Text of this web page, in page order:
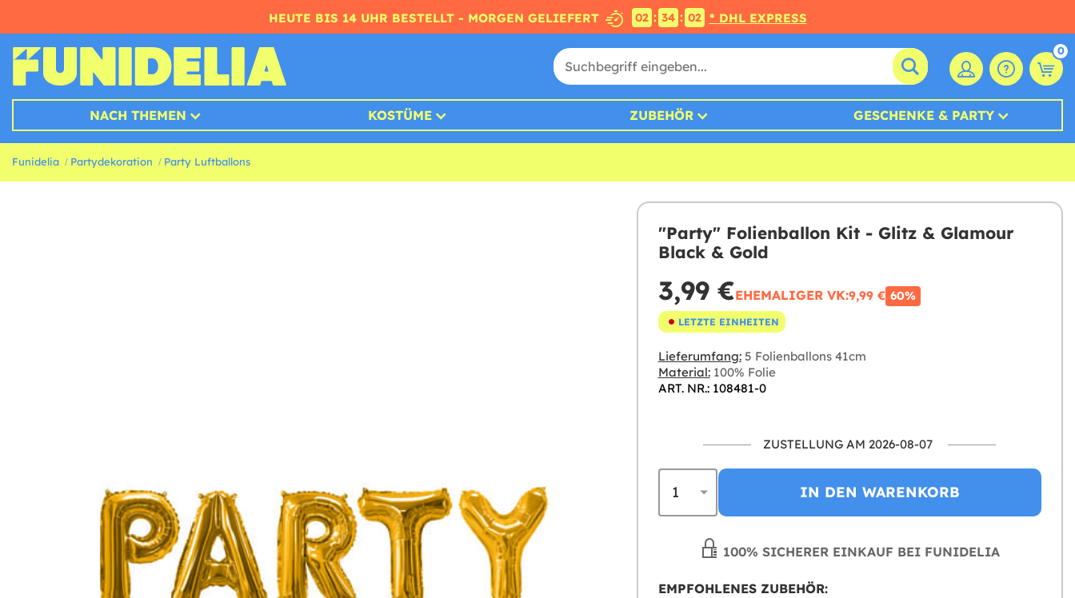
HEUTE BIS 14 UHR BESTELLT - MORGEN GELIEFERT 02 : 34 : 01 * DHL EXPRESS
0
NACH THEMEN KOSTÜME ZUBEHÖR GESCHENKE & PARTY
Funidelia Partydekoration Party Luftballons
"Party" Folienballon Kit - Glitz & Glamour
Black & Gold
3,99 €EHEMALIGER VK:9,99 € 60%
LETZTE EINHEITEN
Lieferumfang:5 Folienballons 41cm
Material:100% Folie
ART. NR.: 108481-0
ZUSTELLUNG AM 2026-08-07
IN DEN WARENKORB
100% SICHERER EINKAUF BEI FUNIDELIA
EMPFOHLENES ZUBEHÖR: